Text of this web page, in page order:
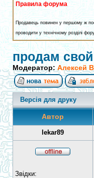
Правила форума
Продавець повинен у першому ж
проводити у технічному розділі
продам
Модератор: Алексей В
Версія для друку
Автор
lekar89
Звідки: